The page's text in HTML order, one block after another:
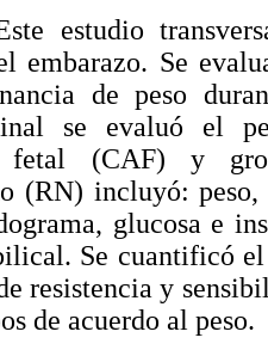
estudio
embarazo. Se
de peso
se evaluó el
fetal (CAF) y
(RN) incluyó:
glucosa e
Se cuantificó
resistencia y
de acuerdo al peso.